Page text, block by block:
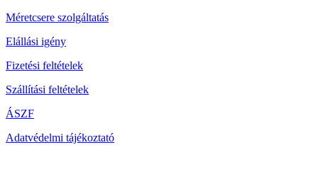
Méretcsere szolgáltatás
Elállási igény
Fizetési feltételek
Szállítási feltételek
ÁSZF
Adatvédelmi tájékoztató